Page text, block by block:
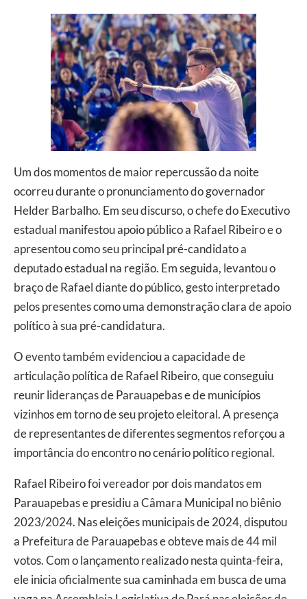
Um dos momentos de maior repercussão da noite
ocorreu durante o pronunciamento do governador
Helder Barbalho. Em seu discurso, o chefe do Executivo
estadual manifestou apoio público a Rafael Ribeiro e o
apresentou como seu principal pré-candidato a
deputado estadual na região. Em seguida, levantou o
braço de Rafael diante do público, gesto interpretado
pelos presentes como uma demonstração clara de apoio
político à sua pré-candidatura.
O evento também evidenciou a capacidade de
articulação política de Rafael Ribeiro, que conseguiu
reunir lideranças de Parauapebas e de municípios
vizinhos em torno de seu projeto eleitoral. A presença
de representantes de diferentes segmentos reforçou a
importância do encontro no cenário político regional.
Rafael Ribeiro foi vereador por dois mandatos em
Parauapebas e presidiu a Câmara Municipal no biênio
2023/2024. Nas eleições municipais de 2024, disputou
a Prefeitura de Parauapebas e obteve mais de 44 mil
votos. Com o lançamento realizado nesta quinta-feira,
ele inicia oficialmente sua caminhada em busca de uma